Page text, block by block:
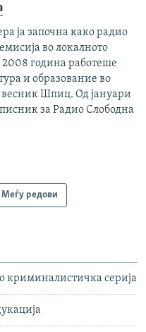
ја започна како радио
во локалното
2008 година работеше
и образование во
весник Шпиц. Од јануари
за Радио Слободна
Меѓу редови
криминалистичка серија